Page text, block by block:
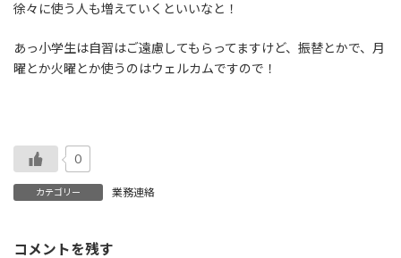
徐々に使う人も増えていくといいなと！
あっ小学生は自習はご遠慮してもらってますけど、振替とかで、月
曜とか火曜とか使うのはウェルカムですので！
0
カテゴリー 業務連絡
コメントを残す